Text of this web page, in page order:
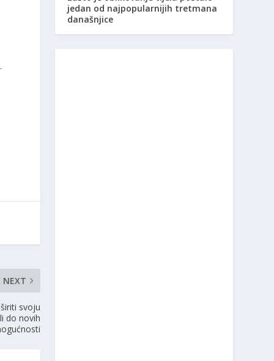
NEXT
svoju
do novih
jedan od najpopularnijih tretmana
današnjice